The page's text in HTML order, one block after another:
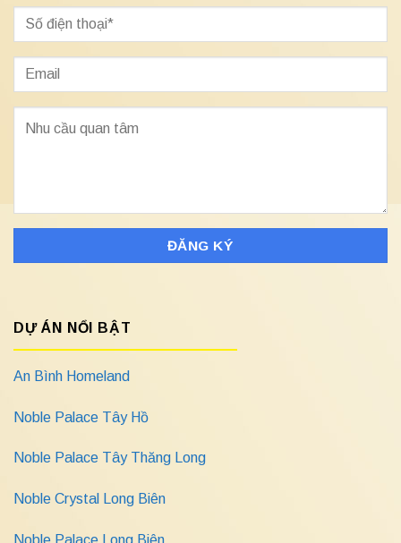
DỰ ÁN NỔI BẬT
An Bình Homeland
Noble Palace Tây Hồ
Noble Palace Tây Thăng Long
Noble Crystal Long Biên
Noble Palace Long Biên